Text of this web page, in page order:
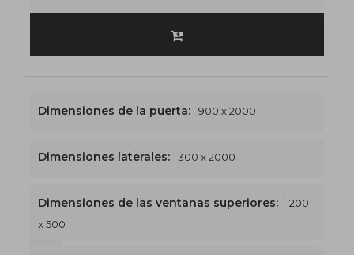
Dimensiones de la puerta: 900 x 2000
Dimensiones laterales: 300 x 2000
Dimensiones de las ventanas superiores:
1200
x 500